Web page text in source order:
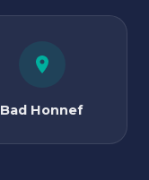
Bad Honnef